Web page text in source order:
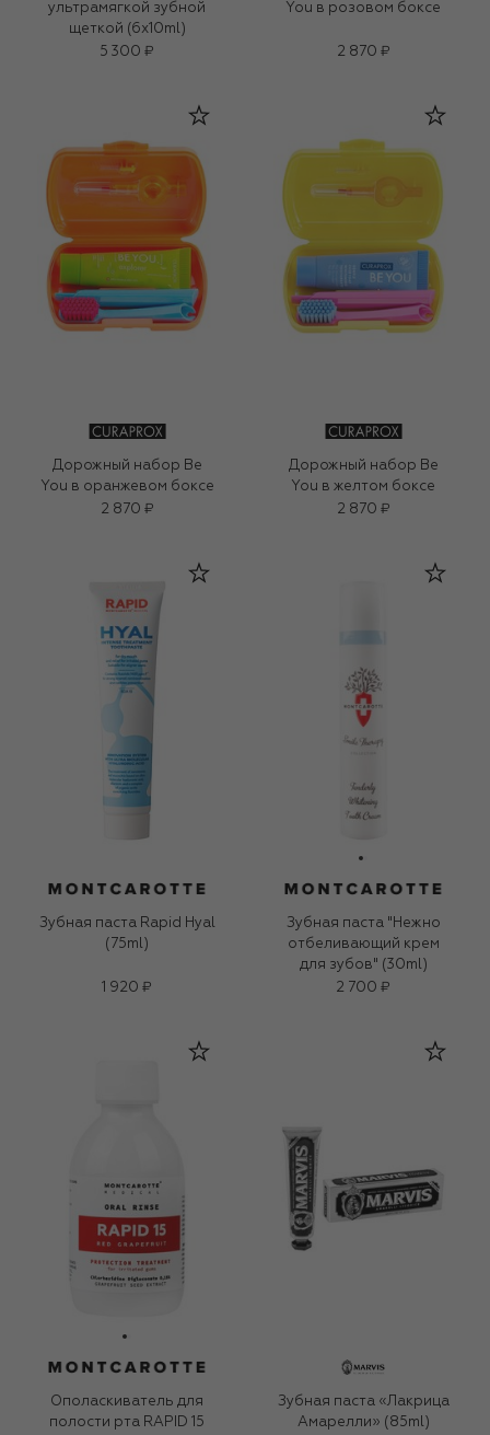
ультрамягкой зубной
щеткой (6x10ml)
5 300 ₽
You в розовом боксе
2 870 ₽
Дорожный набор Be
You в оранжевом боксе
2 870 ₽
Дорожный набор Be
You в желтом боксе
2 870 ₽
Зубная паста Rapid Hyal
(75ml)
1 920 ₽
Зубная паста "Нежно
отбеливающий крем
для зубов" (30ml)
2 700 ₽
Ополаскиватель для
полости рта RAPID 15
Зубная паста «Лакрица
Амарелли» (85ml)